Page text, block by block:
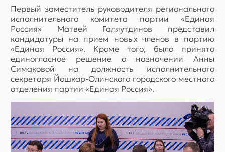
Первый заместитель руководителя регионального
исполнительного комитета партии «Единая
Россия» Матвей Галяутдинов представил
кандидатуры на прием новых членов в партию
«Единая Россия». Кроме того, было принято
единогласное решение о назначении Анны
Симаковой на должность исполнительного
секретаря Йошкар-Олинского городского местного
отделения партии «Единая Россия».